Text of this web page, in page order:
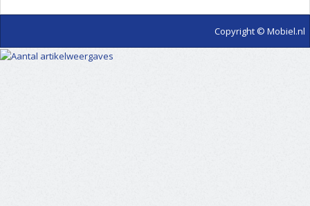
Copyright © Mobiel.nl